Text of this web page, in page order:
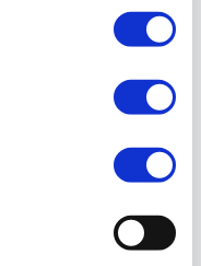
konform integriert.